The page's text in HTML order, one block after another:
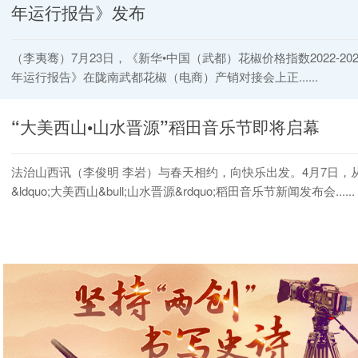
年运行报告》发布
（李夷骞）7月23日，《新华•中国（武都）花椒价格指数2022-
年运行报告》在陇南武都花椒（电商）产销对接会上正......
“大美西山•山水晋源”稻田音乐节即将启幕
法治山西讯（李俊明 李岩）与春天相约，向快乐出发。4月7日，
&ldquo;大美西山&bull;山水晋源&rdquo;稻田音乐节新闻发布会......